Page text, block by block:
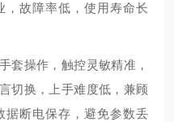
故障率低，使用寿命长
套操作，触控灵敏精准，
切换，上手难度低，兼顾
据断电保存，避免参数丢